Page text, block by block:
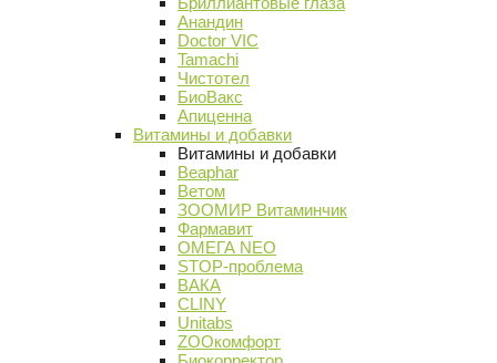
Анандин
Doctor VIC
Tamachi
Чистотел
БиоВакс
Апиценна
Витамины и добавки
Витамины и добавки
Beaphar
Ветом
ЗООМИР Витаминчик
Фармавит
ОМЕГА NEO
STOP-проблема
ВАКА
CLINY
Unitabs
ZOOкомфорт